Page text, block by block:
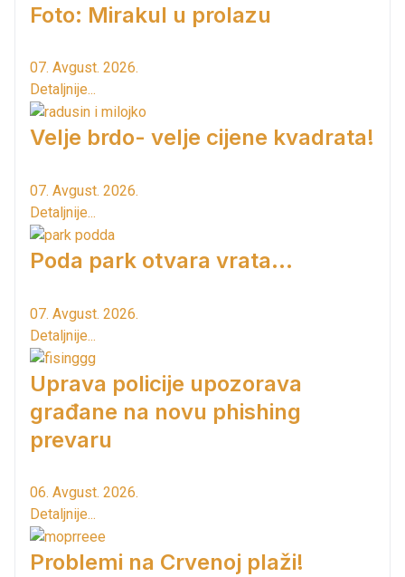
Foto: Mirakul u prolazu
07. Avgust. 2026.
Detaljnije...
Velje brdo- velje cijene kvadrata!
07. Avgust. 2026.
Detaljnije...
Poda park otvara vrata...
07. Avgust. 2026.
Detaljnije...
Uprava policije upozorava
građane na novu phishing
prevaru
06. Avgust. 2026.
Detaljnije...
Problemi na Crvenoj plaži!